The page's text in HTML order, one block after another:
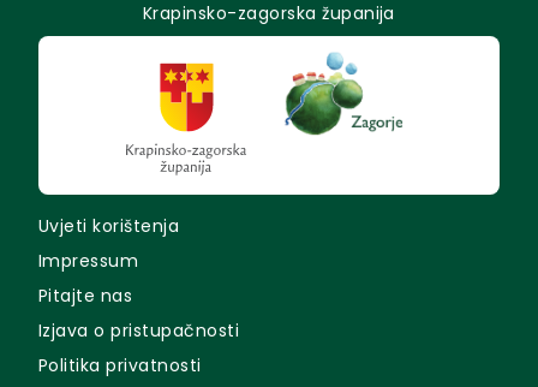
Krapinsko-zagorska županija
Uvjeti korištenja
Impressum
Pitajte nas
Izjava o pristupačnosti
Politika privatnosti